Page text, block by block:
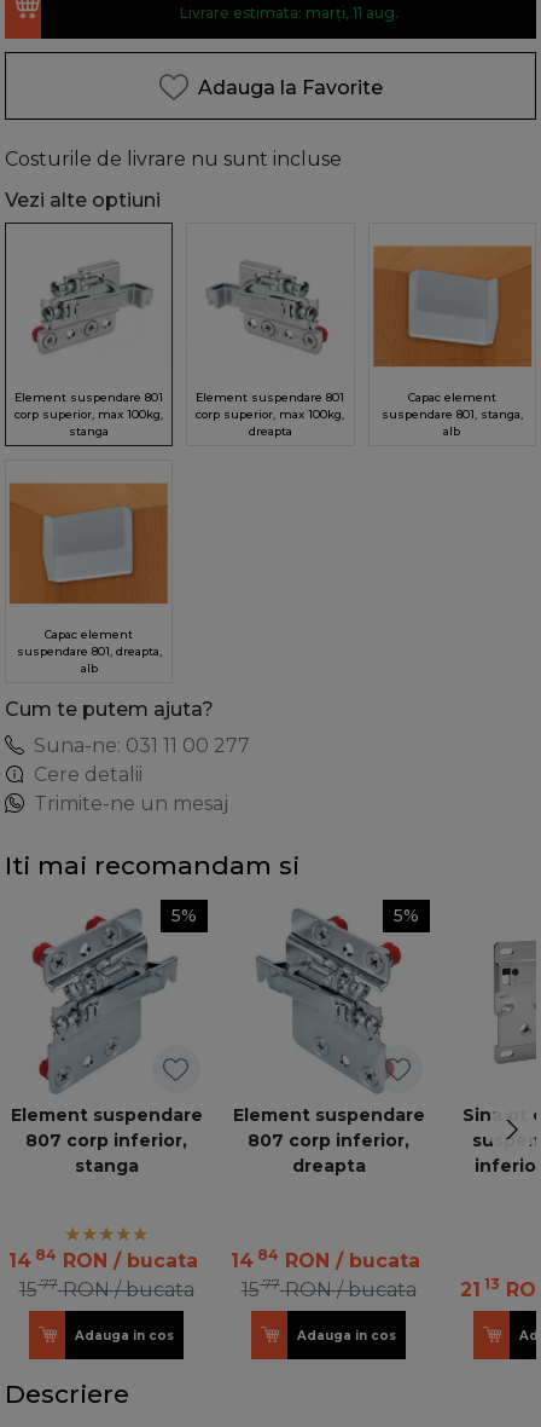
Livrare estimata: marți, 11 aug.
Adauga la Favorite
Costurile de livrare nu sunt incluse
Vezi alte optiuni
Element suspendare 801
corp superior, max 100kg,
stanga
Element suspendare 801
corp superior, max 100kg,
dreapta
Capac element
suspendare 801, stanga,
alb
Capac element
suspendare 801, dreapta,
alb
Cum te putem ajuta?
Suna-ne: 031 11 00 277
Cere detalii
Trimite-ne un mesaj
Iti mai recomandam si
5%
Element suspendare
807 corp inferior,
stanga
14 84 RON / bucata
1577 RON / bucata
Adauga in cos
5%
Element suspendare
807 corp inferior,
dreapta
14 84 RON / bucata
1577 RON / bucata
Adauga in cos
Sina pt
21 13
Descriere